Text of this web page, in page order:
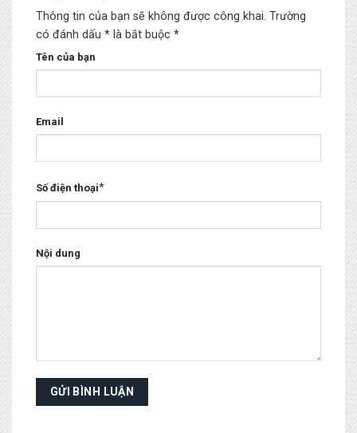
Thông tin của bạn sẽ không được công khai. Trường
có đánh dấu * là bắt buộc *
Tên của bạn
Email
Số điện thoại*
Nội dung